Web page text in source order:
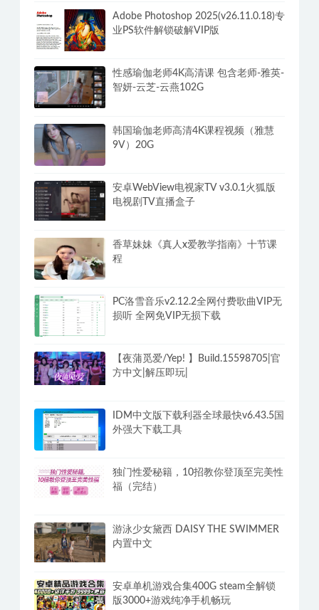
Adobe Photoshop 2025(v26.11.0.18)专
业PS软件解锁破解VIP版
性感瑜伽老师4K高清课 包含老师-雅英-
智妍-云芝-云燕102G
韩国瑜伽老师高清4K课程视频（雅慧
9V）20G
安卓WebView电视家TV v3.0.1火狐版
电视剧TV直播盒子
香草妹妹《真人x爱教学指南》十节课
程
PC洛雪音乐v2.12.2全网付费歌曲VIP无
损听 全网免VIP无损下载
【夜蒲觅爱/Yep! 】Build.15598705|官
方中文|解压即玩|
IDM中文版下载利器全球最快v6.43.5国
外强大下载工具
独门性爱秘籍，10招教你登顶至完美性
福（完结）
游泳少女黛西 DAISY THE SWIMMER
内置中文
安卓单机游戏合集400G steam全解锁
版3000+游戏纯净手机畅玩